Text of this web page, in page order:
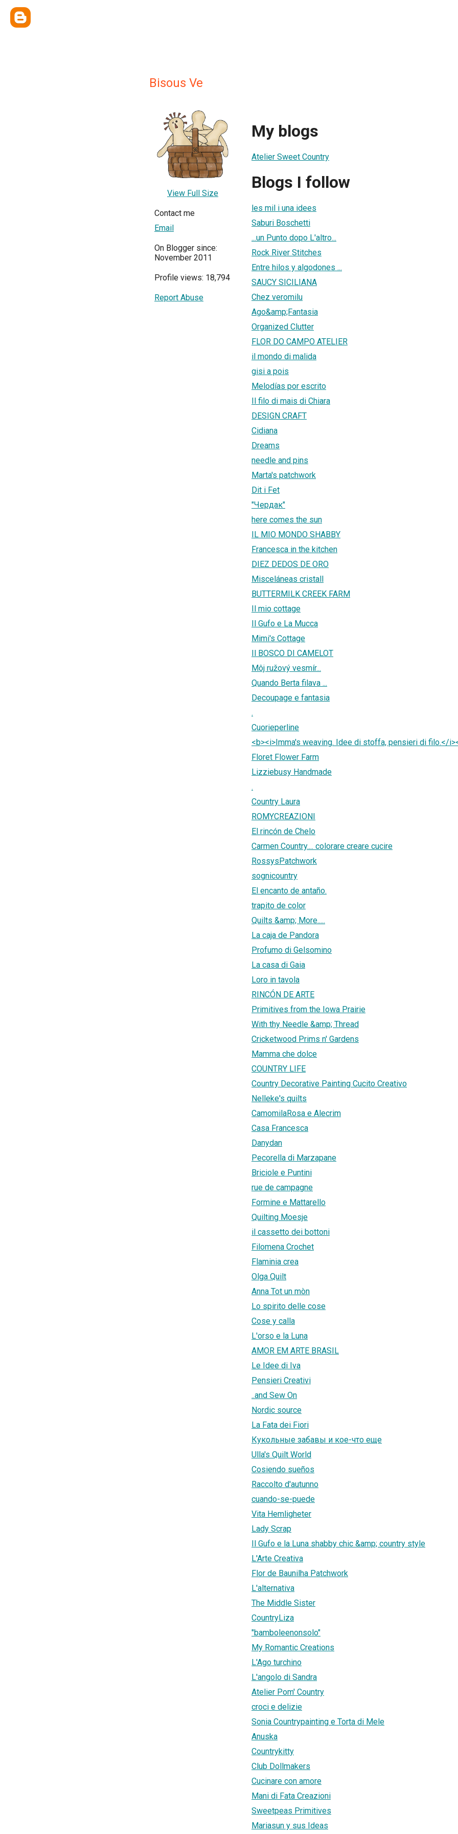
Bisous Ve
View Full Size
Contact me
Email
On Blogger since:
November 2011
Profile views: 18,794
Report Abuse
My blogs
Atelier Sweet Country
Blogs I follow
les mil i una idees
Saburi Boschetti
...un Punto dopo L'altro...
Rock River Stitches
Entre hilos y algodones ...
SAUCY SICILIANA
Chez veromilu
Ago&amp;Fantasia
Organized Clutter
FLOR DO CAMPO ATELIER
il mondo di malida
gisi a pois
Melodías por escrito
Il filo di mais di Chiara
DESIGN CRAFT
Cidiana
Dreams
needle and pins
Marta's patchwork
Dit i Fet
"Чердак"
here comes the sun
IL MIO MONDO SHABBY
Francesca in the kitchen
DIEZ DEDOS DE ORO
Misceláneas cristall
BUTTERMILK CREEK FARM
Il mio cottage
Il Gufo e La Mucca
Mimi's Cottage
Il BOSCO DI CAMELOT
Môj ružový vesmír...
Quando Berta filava ...
Decoupage e fantasia
.
Cuorieperline
<b><i>Imma's weaving. Idee di stoffa, pensieri di filo.</
Floret Flower Farm
Lizziebusy Handmade
.
Country Laura
ROMYCREAZIONI
El rincón de Chelo
Carmen Country.... colorare creare cucire
RossysPatchwork
sognicountry
El encanto de antaño.
trapito de color
Quilts &amp; More.....
La caja de Pandora
Profumo di Gelsomino
La casa di Gaia
Loro in tavola
RINCÓN DE ARTE
Primitives from the Iowa Prairie
With thy Needle &amp; Thread
Cricketwood Prims n' Gardens
Mamma che dolce
COUNTRY LIFE
Country Decorative Painting Cucito Creativo
Nelleke's quilts
CamomilaRosa e Alecrim
Casa Francesca
Danydan
Pecorella di Marzapane
Briciole e Puntini
rue de campagne
Formine e Mattarello
Quilting Moesje
il cassetto dei bottoni
Filomena Crochet
Flaminia crea
Olga Quilt
Anna Tot un mòn
Lo spirito delle cose
Cose y calla
L'orso e la Luna
AMOR EM ARTE BRASIL
Le Idee di Iva
Pensieri Creativi
..and Sew On
Nordic source
La Fata dei Fiori
Кукольные забавы и кое-что еще
Ulla's Quilt World
Cosiendo sueños
Raccolto d'autunno
cuando-se-puede
Vita Hemligheter
Lady Scrap
Il Gufo e la Luna shabby chic &amp; country style
L'Arte Creativa
Flor de Baunilha Patchwork
L'alternativa
The Middle Sister
CountryLiza
"bamboleenonsolo"
My Romantic Creations
L'Ago turchino
L'angolo di Sandra
Atelier Pom' Country
croci e delizie
Sonia Countrypainting e Torta di Mele
Anuska
Countrykitty
Club Dollmakers
Cucinare con amore
Mani di Fata Creazioni
Sweetpeas Primitives
Mariasun y sus Ideas